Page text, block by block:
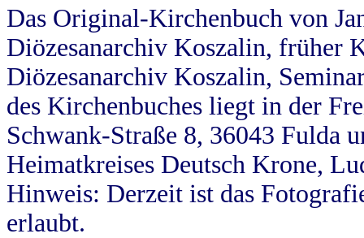
Das Original-Kirchenbuch von
Diözesanarchiv Koszalin, früher
Diözesanarchiv Koszalin,
des Kirchenbuches liegt in der
Schwank-Straße 8, 36043 Fulda
Heimatkreises Deutsch Krone,
Hinweis: Derzeit ist das
erlaubt.